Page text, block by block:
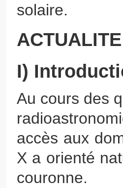
solaire.
I)
Au cours des
accès aux
X a orienté
couronne.